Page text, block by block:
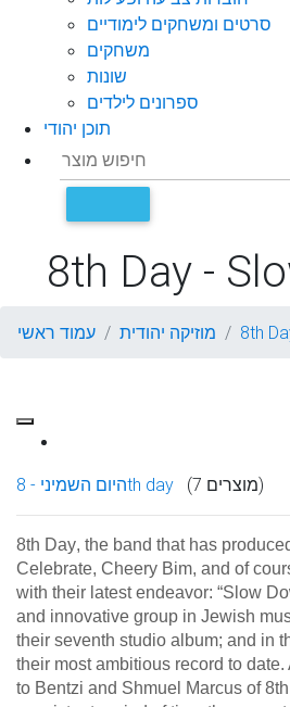
סרטים ומשחקים לימודיים
משחקים
שונות
ספרונים לילדים
תוכן יהודי
8th Day -
עמוד ראשי מוזיקה יהודית 8th
היום השמיני - 8th day (7 מוצרים)
8th Day, the band that has
Celebrate, Cheery Bim, and of
with their latest endeavor: “Slow
and innovative group in Jewish
their seventh studio album; and in
their most ambitious record to date.
to Bentzi and Shmuel Marcus of